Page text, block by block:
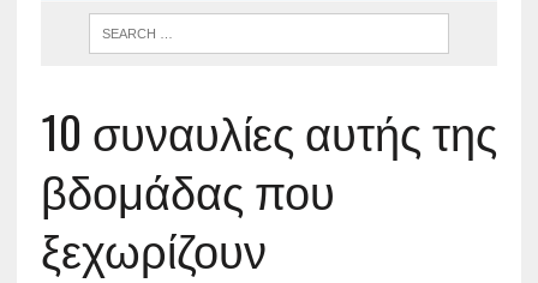
10 συναυλίες αυτής της
βδομάδας που
ξεχωρίζουν